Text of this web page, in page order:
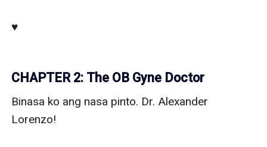
♥️
CHAPTER 2: The OB Gyne Doctor
Binasa ko ang nasa pinto. Dr. Alexander
Lorenzo!